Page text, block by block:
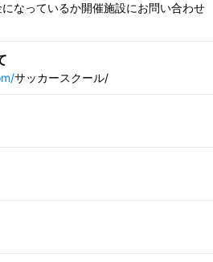
なっているか開催施設にお問い合わせ
サッカースクール/